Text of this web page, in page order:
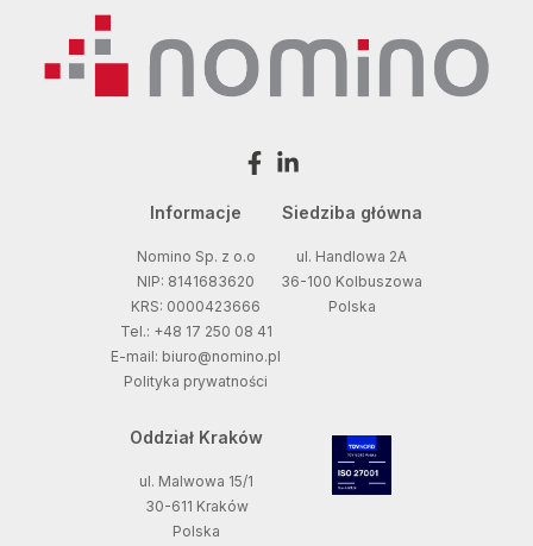
Informacje
Nomino Sp. z o.o
NIP: 8141683620
KRS: 0000423666
Tel.: +48 17 250 08 41
E-mail: biuro@nomino.pl
Polityka prywatności
Siedziba główna
ul. Handlowa 2A
36-100 Kolbuszowa
Polska
Oddział Kraków
ul. Malwowa 15/1
30-611 Kraków
Polska